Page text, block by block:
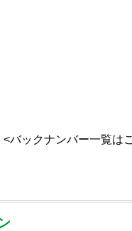
<バックナンバー一覧は